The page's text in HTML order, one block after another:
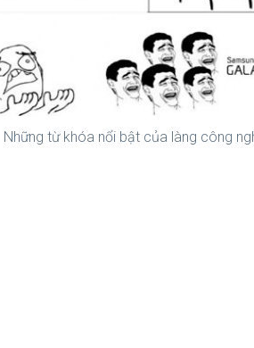
Những từ khóa nổi bật của làng công